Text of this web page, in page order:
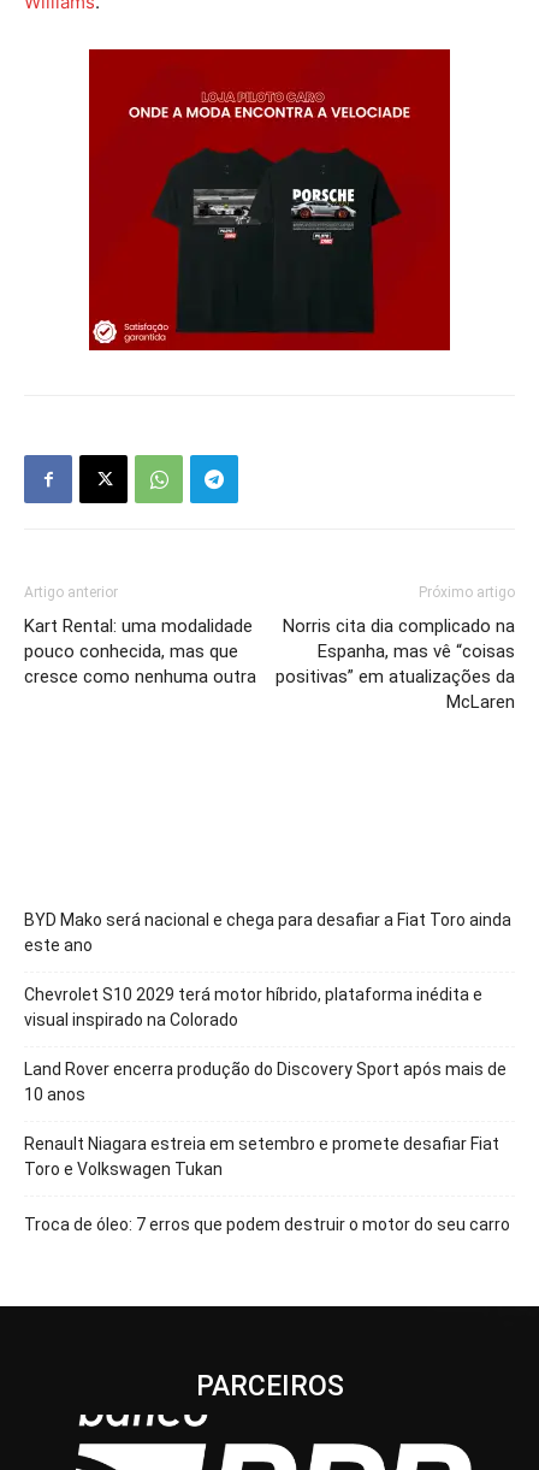
Artigo anterior
Kart Rental: uma modalidade
pouco conhecida, mas que
cresce como nenhuma outra
Próximo artigo
Norris cita dia complicado na
Espanha, mas vê “coisas
positivas” em atualizações da
McLaren
BYD Mako será nacional e chega para desafiar a Fiat Toro ainda
este ano
Chevrolet S10 2029 terá motor híbrido, plataforma inédita e
visual inspirado na Colorado
Land Rover encerra produção do Discovery Sport após mais de
10 anos
Renault Niagara estreia em setembro e promete desafiar Fiat
Toro e Volkswagen Tukan
Troca de óleo: 7 erros que podem destruir o motor do seu carro
PARCEIROS